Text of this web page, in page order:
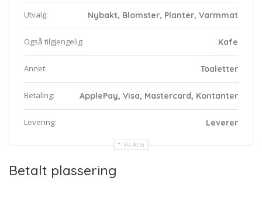
Utvalg: Nybakt, Blomster, Planter, Varmmat
Også tilgjengelig: Kafe
Annet: Toaletter
Betaling: ApplePay, Visa, Mastercard, Kontanter
Levering: Leverer
Vis Alle
Betalt plassering